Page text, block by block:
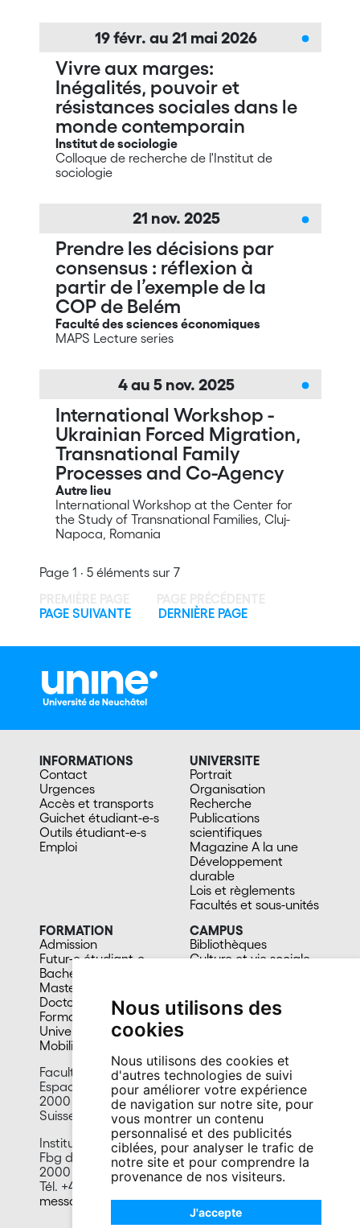
Nous utilisons des
cookies
Nous utilisons des cookies et
d'autres technologies de suivi
pour améliorer votre expérience
de navigation sur notre site, pour
vous montrer un contenu
personnalisé et des publicités
ciblées, pour analyser le trafic de
notre site et pour comprendre la
provenance de nos visiteurs.
J'accepte
19févr. au 21 mai 2026
Vivre aux marges:
Inégalités, pouvoir et
résistances sociales dans le
monde contemporain
Institut de sociologie
Colloque de recherche de l'Institut de
sociologie
21 nov. 2025
Prendre les décisions par
consensus : réflexion à
partir de l’exemple de la
COP de Belém
Faculté des sciences économiques
MAPS Lecture series
4 au 5 nov. 2025
International Workshop -
Ukrainian Forced Migration,
Transnational Family
Processes and Co-Agency
Autre lieu
International Workshop at the Center for
the Study of Transnational Families, Cluj-
Napoca, Romania
Page 1 · 5 éléments sur 7
PAGE SUIVANTE
DERNIÈRE PAGE
INFORMATIONS
Contact
Urgences
Accès et transports
Guichet étudiant-e-s
Outils étudiant-e-s
Emploi
UNIVERSITE
Portrait
Organisation
Recherche
Publications
scientifiques
Magazine A la une
Développement
durable
Lois et règlements
Facultés et sous-unités
FORMATION
Admission
Futur-e étudiant-e
Bachelors
Masters
Doctorat
Formation continue
Université du 3e âge
Mobilité
CAMPUS
Bibliothèques
Culture et vie sociale
Cafétérias
En images
Faculté des lettres et sciences humaines
Espace Tilo-Frey 1
2000 Neuchâtel
Suisse
Institut de sociologie
Fbg de l’Hôpital 27
2000 Neuchâtel
Tél. +41 32 718 14 20
messagerie.socio@unine.ch